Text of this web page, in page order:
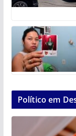
Político em